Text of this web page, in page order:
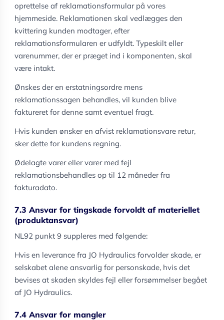
oprettelse af reklamationsformular på vores
hjemmeside. Reklamationen skal vedlægges den
kvittering kunden modtager, efter
reklamationsformularen er udfyldt. Typeskilt eller
varenummer, der er præget ind i komponenten, skal
være intakt.
Ønskes der en erstatningsordre mens
reklamationssagen behandles, vil kunden blive
faktureret for denne samt eventuel fragt.
Hvis kunden ønsker en afvist reklamationsvare retur,
sker dette for kundens regning.
Ødelagte varer eller varer med fejl
reklamationsbehandles op til 12 måneder fra
fakturadato.
7.3 Ansvar for tingskade forvoldt af materiellet
(produktansvar)
NL92 punkt 9 suppleres med følgende:
Hvis en leverance fra JO Hydraulics forvolder skade, er
selskabet alene ansvarlig for personskade, hvis det
bevises at skaden skyldes fejl eller forsømmelser begået
af JO Hydraulics.
7.4 Ansvar for mangler